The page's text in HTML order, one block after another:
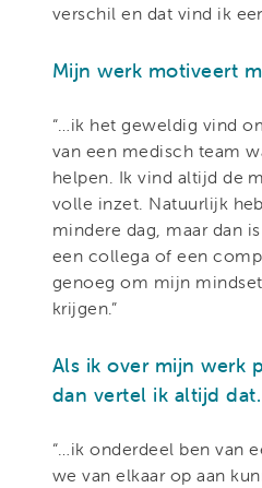
verschil en dat vind ik
Mijn werk motiveert
“…ik het geweldig vind
van een medisch team
helpen. Ik vind altijd de
volle inzet. Natuurlijk
mindere dag, maar dan
een collega of een
genoeg om mijn
krijgen.”
Als ik over mijn werk
dan vertel ik altijd
“…ik onderdeel ben van
we van elkaar op aan